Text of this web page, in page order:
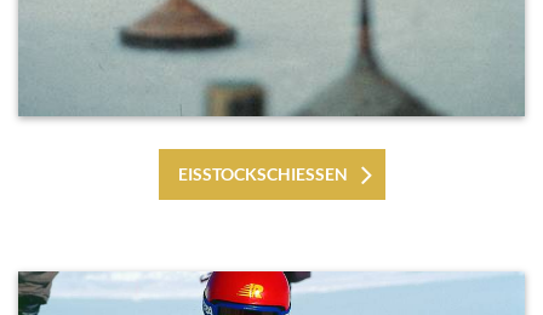
EISSTOCKSCHIESSEN